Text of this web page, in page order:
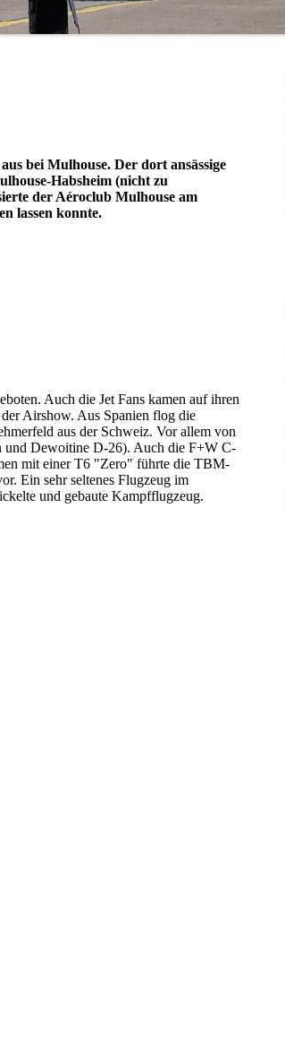
bei Mulhouse. Der dort ansässige
Habsheim (nicht zu
der Aéroclub Mulhouse am
lassen konnte.
Auch die Jet Fans kamen auf ihren
Airshow. Aus Spanien flog die
aus der Schweiz. Vor allem von
und Dewoitine D-26). Auch die F+W C-
mit einer T6 "Zero" führte die TBM-
Ein sehr seltenes Flugzeug im
und gebaute Kampfflugzeug.